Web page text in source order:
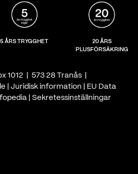
5 ÅRS TRYGGHET
20 ÅRS
PLUSFÖRSÄKRING
1012 | 573 28 Tranås |
Juridisk information
EU Data
Sekretessinställningar